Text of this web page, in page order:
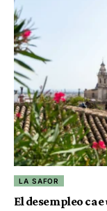
LA SAFOR
El desempleo